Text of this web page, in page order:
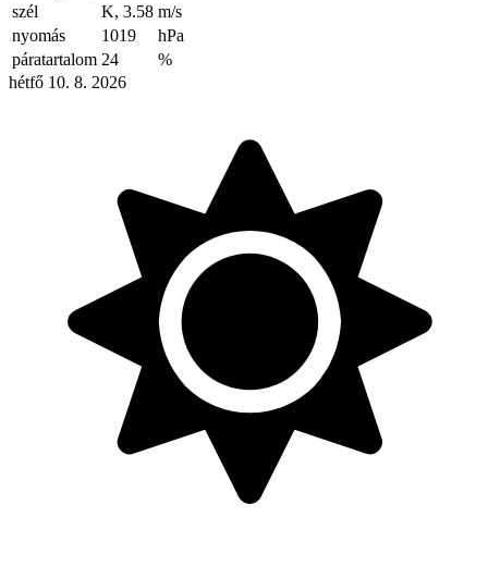
szél
K, 3.58 m/s
nyomás
1019
hPa
páratartalom 24
%
hétfő 10. 8. 2026